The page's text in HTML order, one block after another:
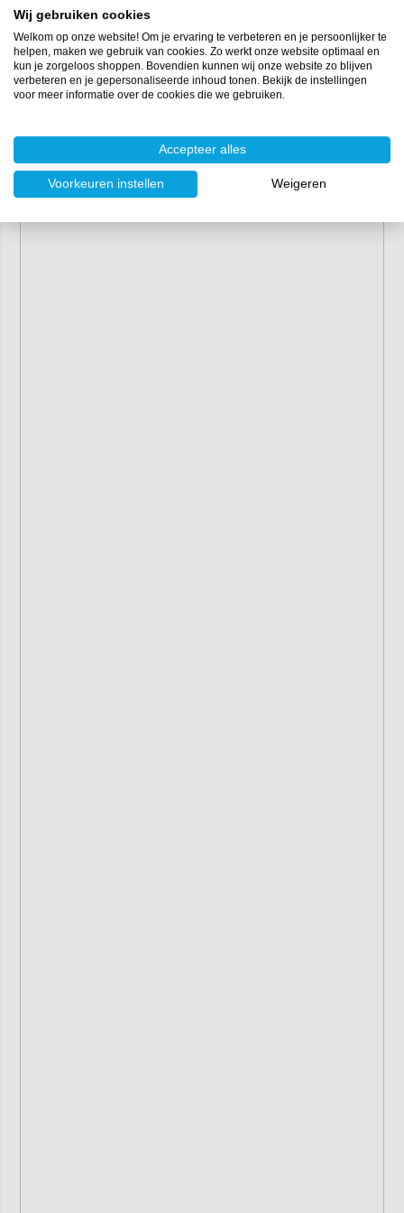
Opslag:droog en donker opslaan
Wij gebruiken cookies
Welkom op onze website! Om je ervaring te verbeteren en je persoonlijker te
helpen, maken we gebruik van cookies. Zo werkt onze website optimaal en
kun je zorgeloos shoppen. Bovendien kunnen wij onze website zo blijven
verbeteren en je gepersonaliseerde inhoud tonen. Bekijk de instellingen
voor meer informatie over de cookies die we gebruiken.
Accepteer alles
Voorkeuren instellen Weigeren